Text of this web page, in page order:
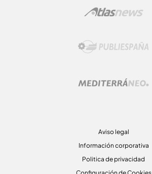
Aviso legal
Información corporativa
Politica de privacidad